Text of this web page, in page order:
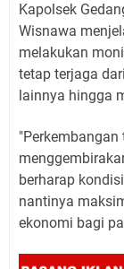
Kapolsek
Wisnawa
melakukan
tetap terjaga
lainnya hingga
berharap
nantinya
ekonomi bagi